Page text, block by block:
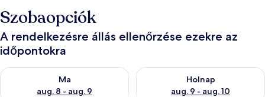
Szobaopciók
A rendelkezésre állás ellenőrzése ezekre az
időpontokra
Ma
aug. 8 - aug. 9
A ma esti rendelkezésre állás ellenőrzése: aug. 8 - aug. 9
Holnap
aug. 9 - aug. 10
A holnapi rendelkezésre állás